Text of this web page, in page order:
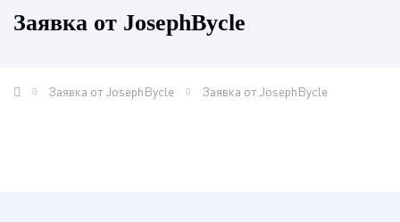
Заявка от JosephBycle
Заявка от JosephBycle Заявка от JosephBycle